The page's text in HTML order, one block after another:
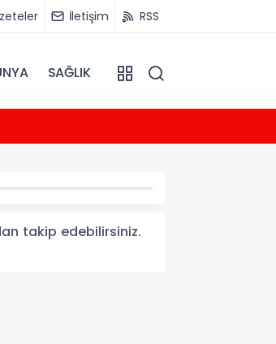
İletişim RSS
SAĞLIK
takip edebilirsiniz.